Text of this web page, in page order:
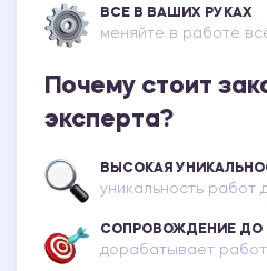
ВСЕ В ВАШИХ РУКАХ
меняйте в работе
Почему стоит
эксперта?
ВЫСОКАЯ
уникальность работ
СОПРОВОЖДЕНИЕ ДО
дорабатывает